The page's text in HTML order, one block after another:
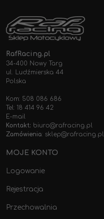
RafRacing.pl
34-400 Nowy Targ
ul. Ludźmierska 44
Polska
Kom: 508 086 686
Tel: 18 414 96 42
E-mail
Kontakt: biuro@rafracing.pl
Zamówienia: sklep@rafracing.pl
MOJE KONTO
Logowanie
Rejestracja
Przechowalnia